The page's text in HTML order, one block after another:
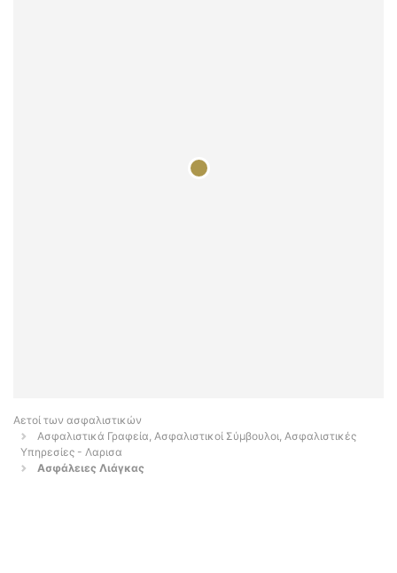
Αετοί των ασφαλιστικών
Ασφαλιστικά Γραφεία, Ασφαλιστικοί Σύμβουλοι, Ασφαλιστικές
Υπηρεσίες - Λαρισα
Ασφάλειες Λιάγκας